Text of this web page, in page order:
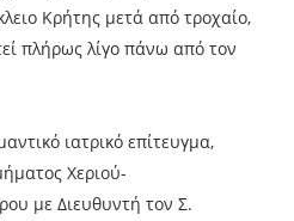
Κρήτης μετά από τροχαίο,
πλήρως λίγο πάνω από τον
ιατρικό επίτευγμα,
Χεριού-
με Διευθυντή τον Σ.